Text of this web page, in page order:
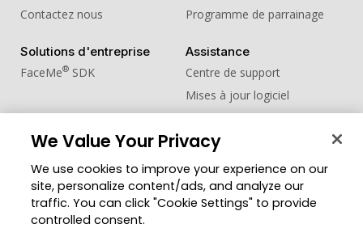
Contactez nous
Programme de parrainage
Solutions d'entreprise
FaceMe® SDK
Assistance
Centre de support
Mises à jour logiciel
Centre d'apprentissage
Zone des Membres
Blog
Changer de région
We Value Your Privacy
We use cookies to improve your experience on our
site, personalize content/ads, and analyze our
traffic. You can click "Cookie Settings" to provide
controlled consent.